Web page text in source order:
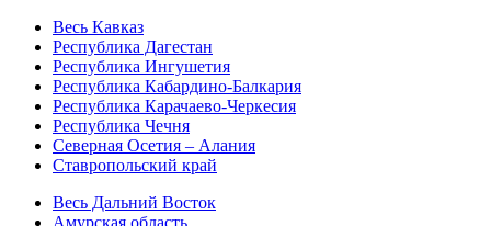
Весь Кавказ
Республика Дагестан
Республика Ингушетия
Республика Кабардино-Балкария
Республика Карачаево-Черкесия
Республика Чечня
Северная Осетия – Алания
Ставропольский край
Весь Дальний Восток
Амурская область